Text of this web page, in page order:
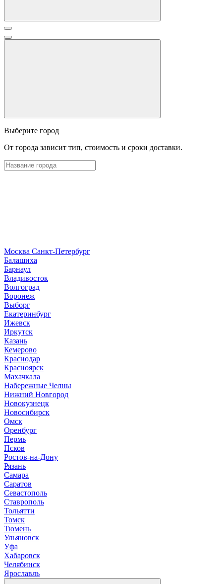
Выберите город
От города зависит тип, стоимость и сроки доставки.
Москва Санкт-Петербург
Балашиха
Барнаул
Владивосток
Волгоград
Воронеж
Выборг
Екатеринбург
Ижевск
Иркутск
Казань
Кемерово
Краснодар
Красноярск
Махачкала
Набережные Челны
Нижний Новгород
Новокузнецк
Новосибирск
Омск
Оренбург
Пермь
Псков
Ростов-на-Дону
Рязань
Самара
Саратов
Севастополь
Ставрополь
Тольятти
Томск
Тюмень
Ульяновск
Уфа
Хабаровск
Челябинск
Ярославль